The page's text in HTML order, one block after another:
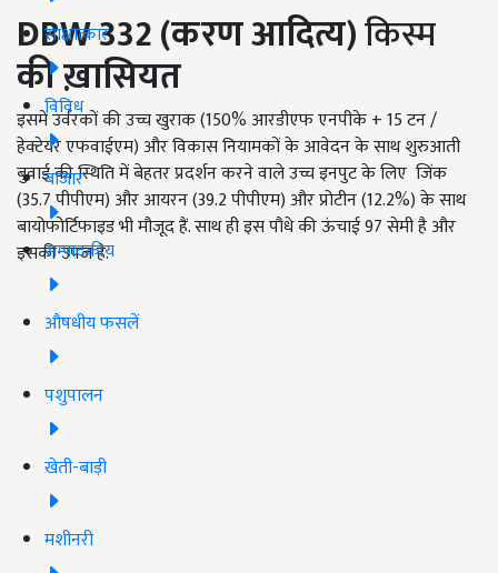
साक्षात्कार
विविध
बाजार
सम्पादकीय
औषधीय फसलें
पशुपालन
खेती-बाड़ी
मशीनरी
DBW332 (करण आदित्य)किस्म
कीख़ासियत
इसमें उर्वरकों की उच्च खुराक (150% आरडीएफ एनपीके + 15 टन /
हेक्टेयर एफवाईएम) और विकास नियामकों के आवेदन के साथ शुरुआती
बुवाई की स्थिति में बेहतर प्रदर्शन करने वाले उच्च इनपुट के लिए जिंक
(35.7 पीपीएम) और आयरन (39.2 पीपीएम) और प्रोटीन (12.2%) के साथ
बायोफोर्टिफाइड भी मौजूद हैं. साथ ही इस पौधे की ऊंचाई 97 सेमी है और
इसकी उपज है.